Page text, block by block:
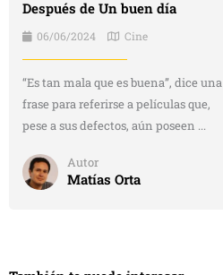
Después de Un buen día
06/06/2024 Cine
“Es tan mala que es buena”, dice una
frase para referirse a películas que,
pese a sus defectos, aún poseen ...
Autor
Matías Orta